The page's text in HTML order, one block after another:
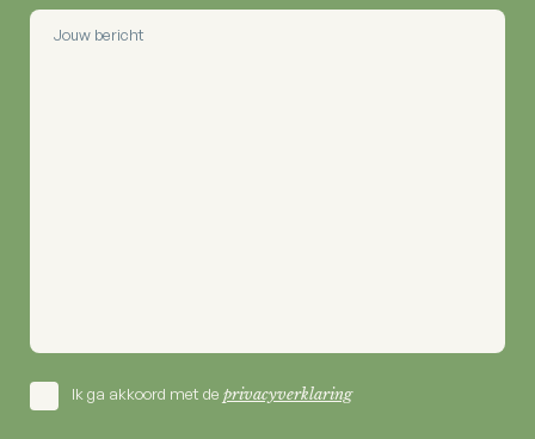
Ik ga akkoord met de privacyverklaring